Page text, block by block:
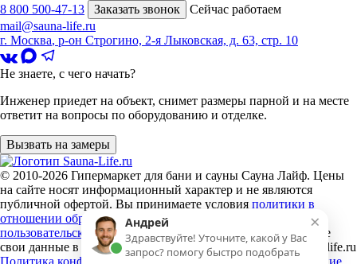
8 800 500-47-13
Заказать звонок
Сейчас работаем
mail@sauna-life.ru
г. Москва, р-он Строгино, 2-я Лыковская, д. 63, стр. 10
Не знаете, с чего начать?
Инженер приедет на объект, снимет размеры парной и на месте
ответит на вопросы по оборудованию и отделке.
Вызвать на замеры
© 2010-2026 Гипермаркет для бани и сауны Сауна Лайф. Цены
на сайте носят информационный характер и не являются
публичной офертой. Вы принимаете условия политики в
отношении обработки персональных данных
пользовательского соглашения
каждый раз, когда оставляете
свои данные в любой форме обратной связи на сайте sauna-life.ru
Политика конфиденциальности
Пользовательское соглашение
×
Андрей
Здравствуйте! Уточните, какой у Вас
запрос? помогу быстро подобрать